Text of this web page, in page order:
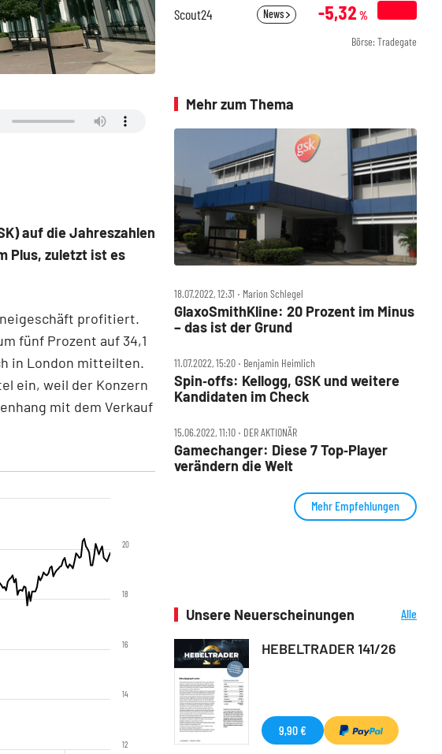
auf die Jahreszahlen
Plus, zuletzt ist es
profitiert.
fünf Prozent auf 34,1
in London mitteilten.
ein, weil der Konzern
mit dem Verkauf
12
14
16
18
20
Scout24 News -5,32 %
Börse: Tradegate
Mehr zum Thema
18.07.2022, 12:31 ‧ Marion Schlegel
GlaxoSmithKline: 20 Prozent im Minus
– das ist der Grund
11.07.2022, 15:20 ‧ Benjamin Heimlich
Spin‑offs: Kellogg, GSK und weitere
Kandidaten im Check
15.06.2022, 11:10 ‧ DER AKTIONÄR
Gamechanger: Diese 7 Top‑Player
verändern die Welt
Mehr Empfehlungen
Unsere Neuerscheinungen
Alle
HEBELTRADER 141/26
9,90 €